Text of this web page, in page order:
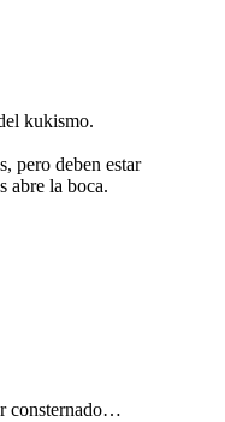
kukismo.
pero deben estar
abre la boca.
consternado…